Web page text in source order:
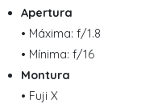
Apertura
• Máxima: f/1.8
• Mínima: f/16
Montura
• Fuji X